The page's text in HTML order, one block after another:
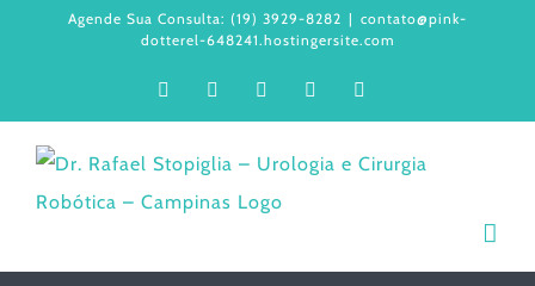
Agende Sua Consulta: (19) 3929-8282 | contato@pink-
dotterel-648241.hostingersite.com
FacebookInstagramLinkedInWhatsApp